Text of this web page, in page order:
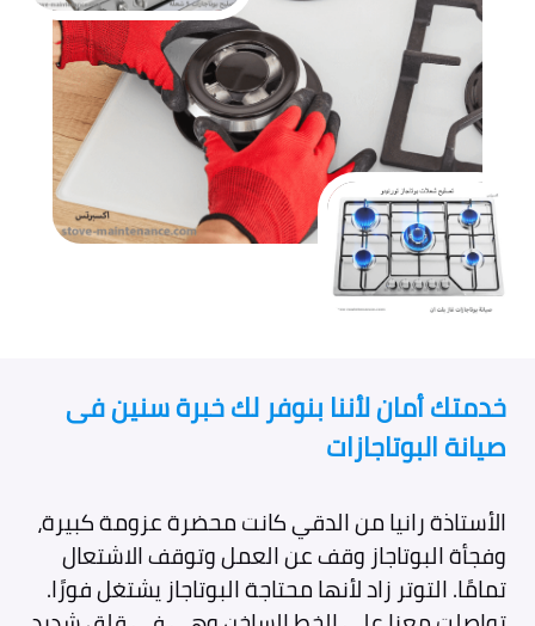
خدمتك أمان لأننا بنوفر لك خبرة سنين فى
صيانة البوتاجازات
الأستاذة رانيا من الدقي كانت محضرة عزومة كبيرة،
وفجأة البوتاجاز وقف عن العمل وتوقف الاشتعال
تمامًا. التوتر زاد لأنها محتاجة البوتاجاز يشتغل فورًا.